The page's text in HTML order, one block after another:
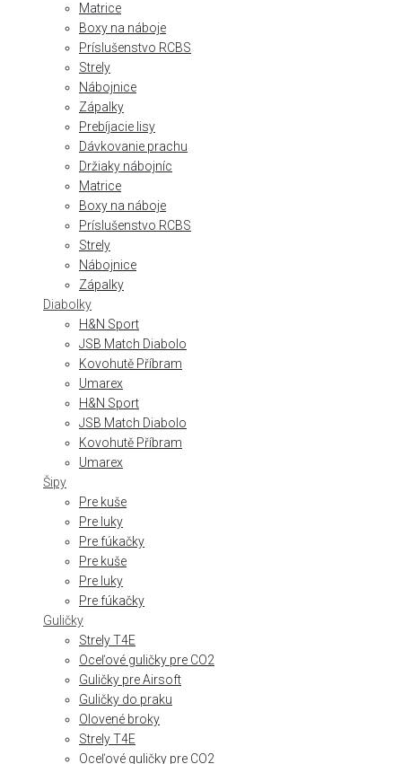
Matrice
Boxy na náboje
Príslušenstvo RCBS
Strely
Nábojnice
Zápalky
Prebíjacie lisy
Dávkovanie prachu
Držiaky nábojníc
Matrice
Boxy na náboje
Príslušenstvo RCBS
Strely
Nábojnice
Zápalky
Diabolky
H&N Sport
JSB Match Diabolo
Kovohutě Příbram
Umarex
H&N Sport
JSB Match Diabolo
Kovohutě Příbram
Umarex
Šipy
Pre kuše
Pre luky
Pre fúkačky
Pre kuše
Pre luky
Pre fúkačky
Guličky
Strely T4E
Oceľové guličky pre CO2
Guličky pre Airsoft
Guličky do praku
Olovené broky
Strely T4E
Oceľové guličky pre CO2